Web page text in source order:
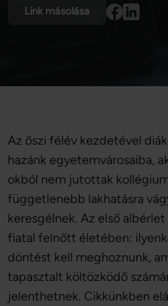
Link másolása
Az őszi félév kezdetével
hazánk egyetemvárosaiba,
okból nem jutottak
függetlenebb lakhatásra
keresgélnek. Az első
fiatal felnőtt életében:
döntést kell meghoznunk,
tapasztalt költözködő
jelenthetnek. Cikkünkben